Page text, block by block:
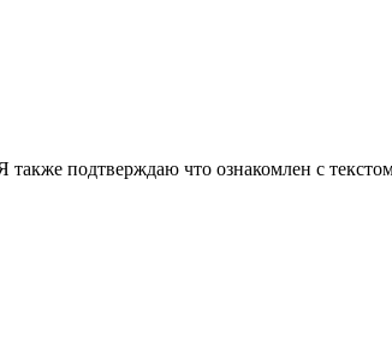
подтверждаю что ознакомлен с